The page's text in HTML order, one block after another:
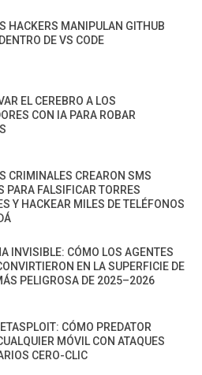
HACKERS MANIPULAN GITHUB
DE VS CODE
EL CEREBRO A LOS
CON IA PARA ROBAR
CRIMINALES CREARON SMS
PARA FALSIFICAR TORRES
Y HACKEAR MILES DE TELÉFONOS
INVISIBLE: CÓMO LOS AGENTES
EN LA SUPERFICIE DE
PELIGROSA DE 2025–2026
CÓMO PREDATOR
MÓVIL CON ATAQUES
CERO-CLIC